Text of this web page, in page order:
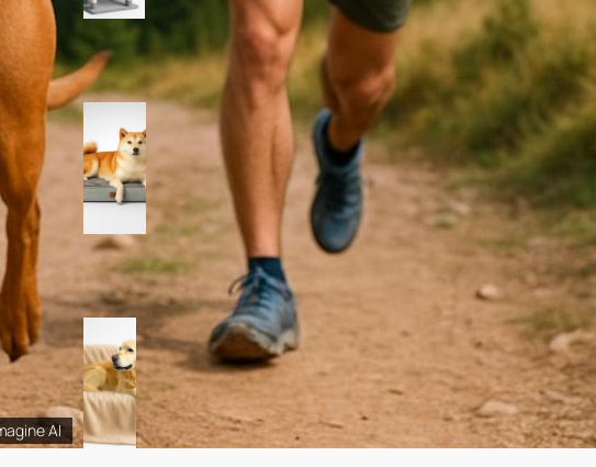
AI
EHEYCIGA cuccia cane interno
taglia media, il letto divano
ortopedico in super offerta su
Amazon
Dreamzie coperta
impermeabile per cani 100×120
cm, copridivano double face in
sconto per chi vive con pet in
salotto